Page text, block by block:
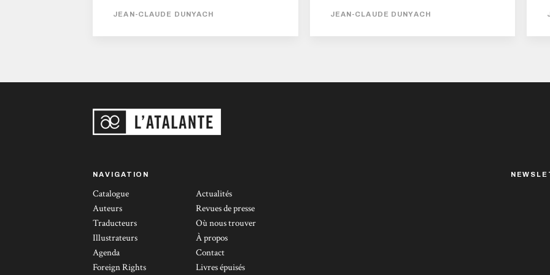
s’attaquer aux habitants de la planète. Une
JEAN-CLAUDE DUNYACH
Cygne des éditions L’Atalante. La couverture
JEAN-CLAUDE DUNYACH
NAVIGATION
Catalogue
Auteurs
Traducteurs
Illustrateurs
Agenda
Foreign Rights
Actualités
Revues de presse
Où nous trouver
À propos
Contact
Livres épuisés